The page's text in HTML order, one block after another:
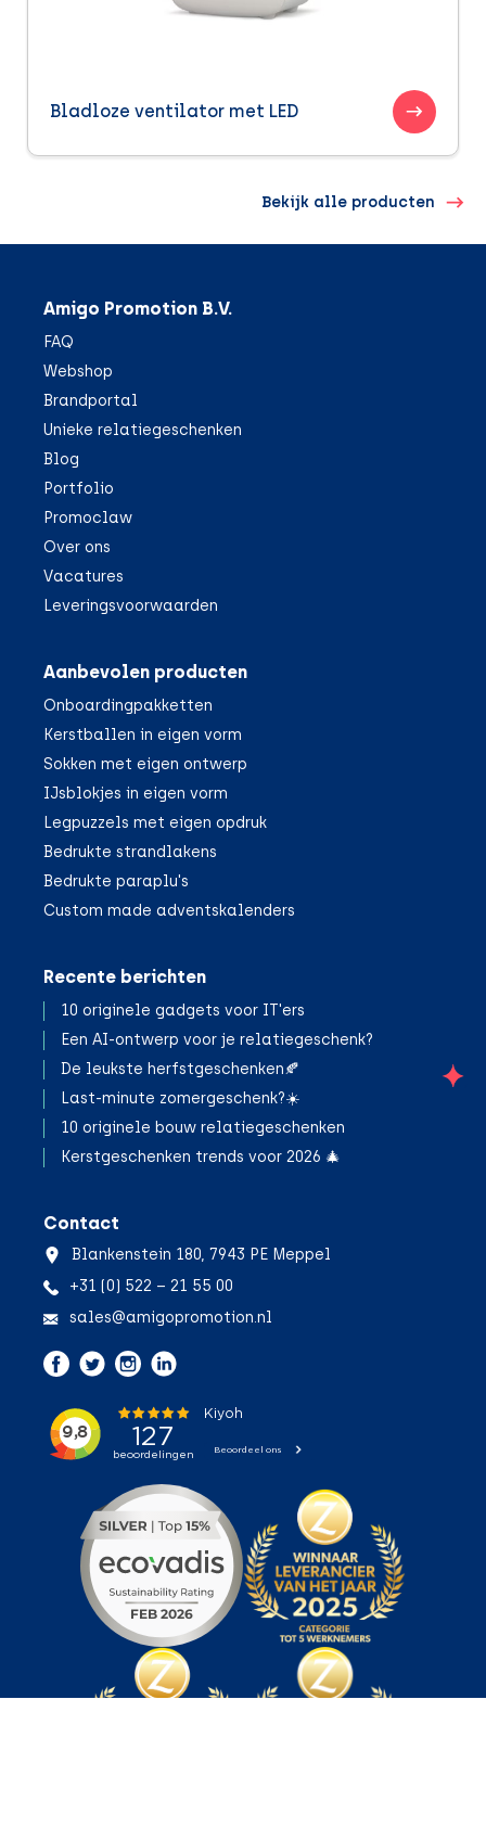
Bladloze ventilator met LED
Bekijk alle producten
Amigo Promotion B.V.
FAQ
Webshop
Brandportal
Unieke relatiegeschenken
Blog
Portfolio
Promoclaw
Over ons
Vacatures
Leveringsvoorwaarden
Aanbevolen producten
Onboardingpakketten
Kerstballen in eigen vorm
Sokken met eigen ontwerp
IJsblokjes in eigen vorm
Legpuzzels met eigen opdruk
Bedrukte strandlakens
Bedrukte paraplu's
Custom made adventskalenders
Recente berichten
10 originele gadgets voor IT'ers
Een AI-ontwerp voor je relatiegeschenk?
De leukste herfstgeschenken🍂
Last-minute zomergeschenk?☀️
10 originele bouw relatiegeschenken
Kerstgeschenken trends voor 2026 🎄
Contact
Blankenstein 180, 7943 PE Meppel
+31 (0) 522 – 21 55 00
sales@amigopromotion.nl
;